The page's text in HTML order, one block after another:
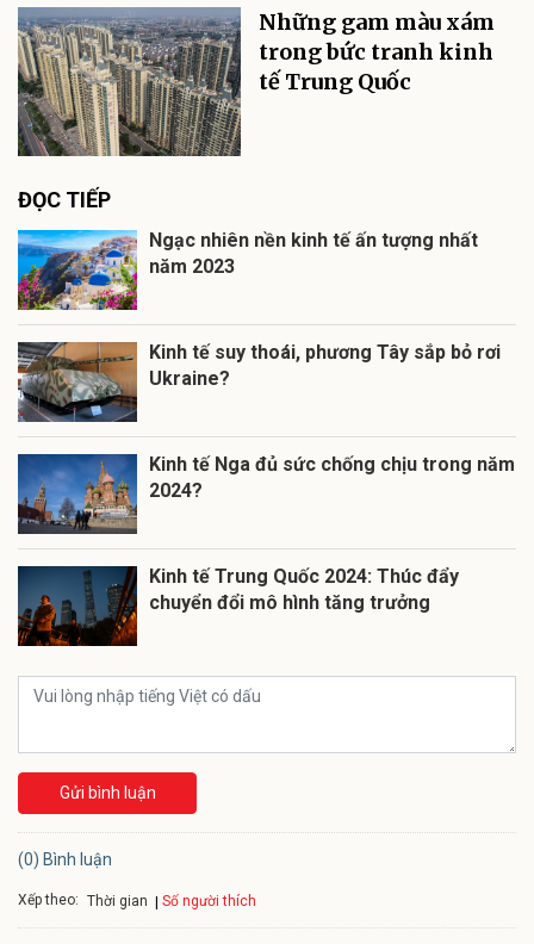
Những gam màu xám
trong bức tranh kinh
tế Trung Quốc
ĐỌC TIẾP
Ngạc nhiên nền kinh tế ấn tượng nhất
năm 2023
Kinh tế suy thoái, phương Tây sắp bỏ rơi
Ukraine?
Kinh tế Nga đủ sức chống chịu trong năm
2024?
Kinh tế Trung Quốc 2024: Thúc đẩy
chuyển đổi mô hình tăng trưởng
Gửi bình luận
(0) Bình luận
Xếp theo: Thời gian Số người thích